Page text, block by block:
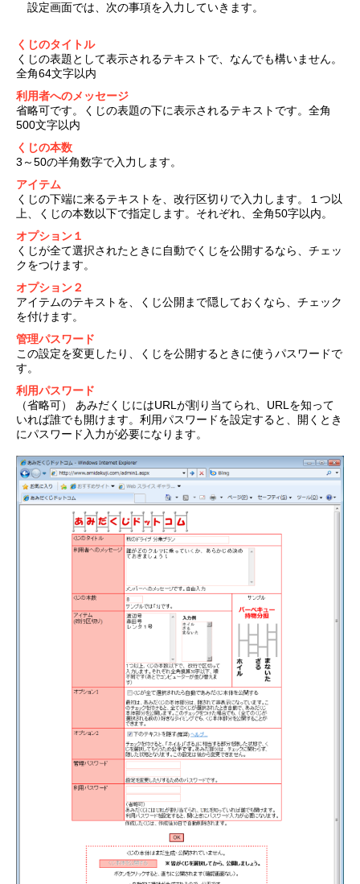
設定画面では、次の事項を入力していきます。
くじのタイトル
くじの表題として表示されるテキストで、なんでも構いません。
全角64文字以内
利用者へのメッセージ
省略可です。くじの表題の下に表示されるテキストです。全角
500文字以内
くじの本数
3～50の半角数字で入力します。
アイテム
くじの下端に来るテキストを、改行区切りで入力します。１つ以
上、くじの本数以下で指定します。それぞれ、全角50字以内。
オプション１
くじが全て選択されたときに自動でくじを公開するなら、チェッ
クをつけます。
オプション２
アイテムのテキストを、くじ公開まで隠しておくなら、チェック
を付けます。
管理パスワード
この設定を変更したり、くじを公開するときに使うパスワードで
す。
利用パスワード
（省略可） あみだくじにはURLが割り当てられ、URLを知って
いれば誰でも開けます。利用パスワードを設定すると、開くとき
にパスワード入力が必要になります。